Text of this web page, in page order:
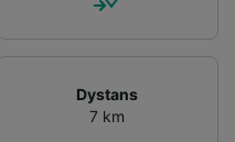
Dystans
7 km